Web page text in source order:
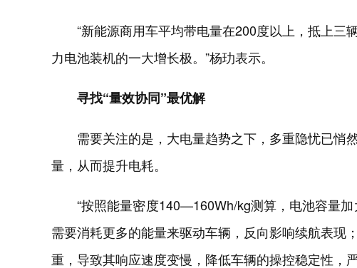
“新能源商用车平均带电量在200度以上，抵上
力电池装机的一大增长极。”杨玏表示。
寻找“量效协同”最优解
需要关注的是，大电量趋势之下，多重隐忧已悄
量，从而提升电耗。
“按照能量密度140—160Wh/kg测算，电池容量
需要消耗更多的能量来驱动车辆，反向影响续航表现
重，导致其响应速度变慢，降低车辆的操控稳定性，严